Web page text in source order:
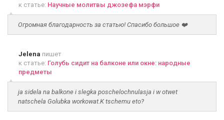
к статье: Научные молитвы джозефа мэрфи
Огромная благодарность за статью! Спасибо большое ❤️
Jelena пишет
к статье: Голубь сидит на балконе или окне: народные
предметы
ja sidela na balkone i slegka poschelochnulasja i w otwet
natschela Golubka workowat.K tschemu eto?